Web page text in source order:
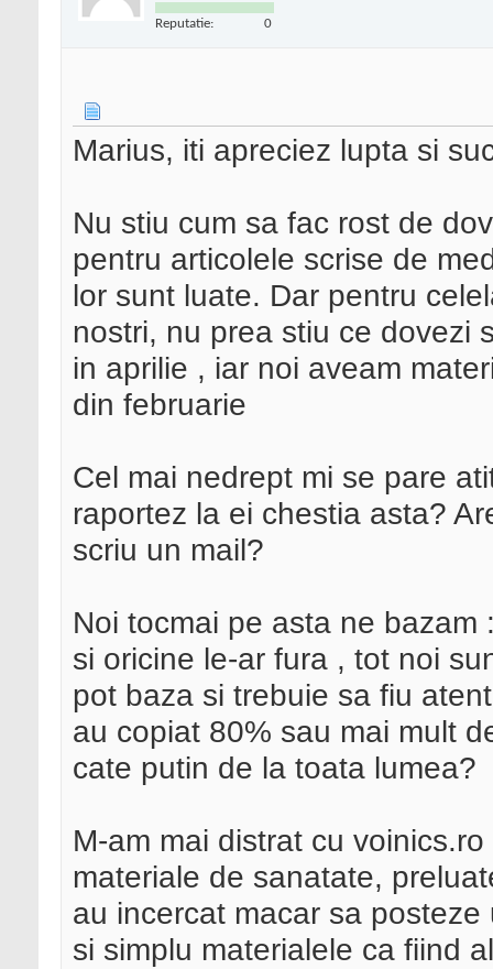
Reputatie: 0
Marius, iti apreciez lupta si
Nu stiu cum sa fac rost de
pentru articolele scrise de
lor sunt luate. Dar pentru
nostri, nu prea stiu ce dovezi
in aprilie , iar noi aveam
din februarie
Cel mai nedrept mi se pare
raportez la ei chestia asta?
scriu un mail?
Noi tocmai pe asta ne
si oricine le-ar fura , tot noi
pot baza si trebuie sa fiu
au copiat 80% sau mai mult
cate putin de la toata lumea?
M-am mai distrat cu
materiale de sanatate,
au incercat macar sa
si simplu materialele ca fiind